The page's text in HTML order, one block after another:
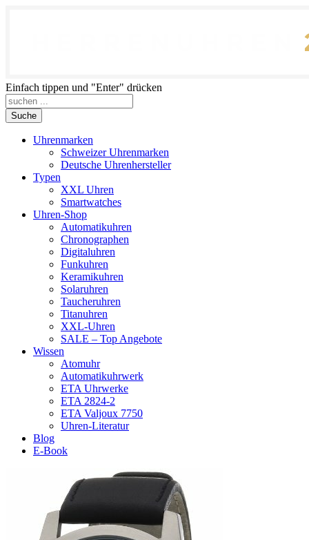
Einfach tippen und "Enter" drücken
Suche
Uhrenmarken
Schweizer Uhrenmarken
Deutsche Uhrenhersteller
Typen
XXL Uhren
Smartwatches
Uhren-Shop
Automatikuhren
Chronographen
Digitaluhren
Funkuhren
Keramikuhren
Solaruhren
Taucheruhren
Titanuhren
XXL-Uhren
SALE – Top Angebote
Wissen
Atomuhr
Automatikuhrwerk
ETA Uhrwerke
ETA 2824-2
ETA Valjoux 7750
Uhren-Literatur
Blog
E-Book